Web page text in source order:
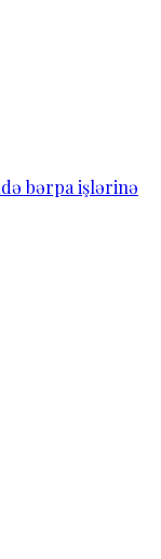
bərpa işlərinə